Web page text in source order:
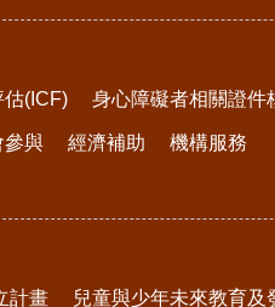
(ICF) 身心障礙者相關證件
參與 經濟補助 機構服務
計畫 兒童與少年未來教育及